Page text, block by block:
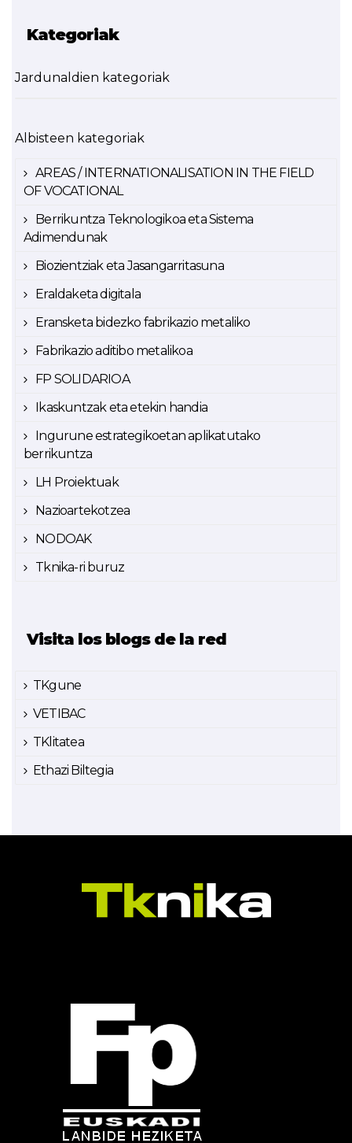
Kategoriak
Jardunaldien kategoriak
Albisteen kategoriak
AREAS / INTERNATIONALISATION IN THE FIELD
OF VOCATIONAL
Berrikuntza Teknologikoa eta Sistema
Adimendunak
Biozientziak eta Jasangarritasuna
Eraldaketa digitala
Eransketa bidezko fabrikazio metaliko
Fabrikazio aditibo metalikoa
FP SOLIDARIOA
Ikaskuntzak eta etekin handia
Ingurune estrategikoetan aplikatutako
berrikuntza
LH Proiektuak
Nazioartekotzea
NODOAK
Tknika-ri buruz
Visita los blogs de la red
TKgune
VETIBAC
TKlitatea
Ethazi Biltegia